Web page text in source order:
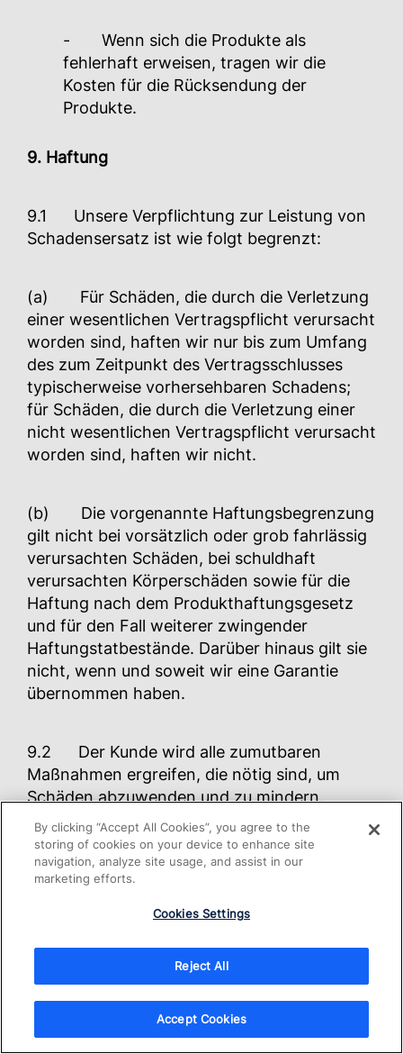
- Wenn sich die Produkte als
fehlerhaft erweisen, tragen wir die
Kosten für die Rücksendung der
Produkte.
9. Haftung
9.1 Unsere Verpflichtung zur Leistung von
Schadensersatz ist wie folgt begrenzt:
(a) Für Schäden, die durch die Verletzung
einer wesentlichen Vertragspflicht verursacht
worden sind, haften wir nur bis zum Umfang
des zum Zeitpunkt des Vertragsschlusses
typischerweise vorhersehbaren Schadens;
für Schäden, die durch die Verletzung einer
nicht wesentlichen Vertragspflicht verursacht
worden sind, haften wir nicht.
(b) Die vorgenannte Haftungsbegrenzung
gilt nicht bei vorsätzlich oder grob fahrlässig
verursachten Schäden, bei schuldhaft
verursachten Körperschäden sowie für die
Haftung nach dem Produkthaftungsgesetz
und für den Fall weiterer zwingender
Haftungstatbestände. Darüber hinaus gilt sie
nicht, wenn und soweit wir eine Garantie
übernommen haben.
9.2 Der Kunde wird alle zumutbaren
Maßnahmen ergreifen, die nötig sind, um
Schäden abzuwenden und zu mindern.
9.3 Wir haften nicht für Schäden, die aus
einer unsachgemäßen Nutzung unserer
Produkte mit Komponenten dritter Parteien
entstehen, falls bei der Nutzung und
Kombination Gebrauchsanweisungen und
Verweise auf unsere Nutzerhinweise und
Handbücher nicht befolgt werden. Dies gilt
insbesondere dann, wenn unsere Produkte
By clicking “Accept All Cookies”, you agree to the
storing of cookies on your device to enhance site
navigation, analyze site usage, and assist in our
marketing efforts.
Cookies Settings
Reject All
Accept Cookies